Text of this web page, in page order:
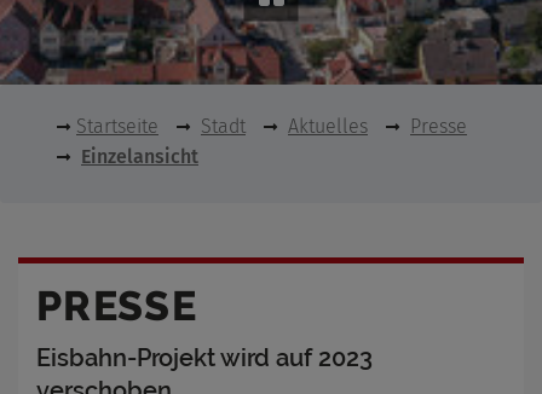
Startseite Stadt Aktuelles
Presse
Einzelansicht
PRESSE
Eisbahn-Projekt wird auf 2023